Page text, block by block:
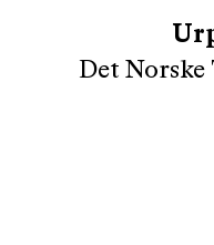
Det Norske